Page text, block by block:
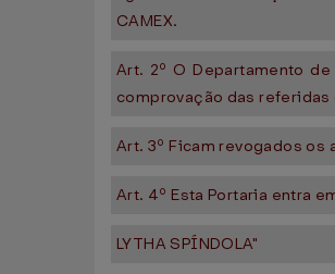
CAMEX.
Art. 2º O Departamento
comprovação das
Art. 3º Ficam revogados os
Art. 4º Esta Portaria entra
LYTHA SPÍNDOLA"